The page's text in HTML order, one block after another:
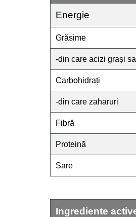
Energie
Grăsime
-din care acizi grași
Carbohidrați
-din care zaharuri
Fibră
Proteină
Sare
Ingrediente